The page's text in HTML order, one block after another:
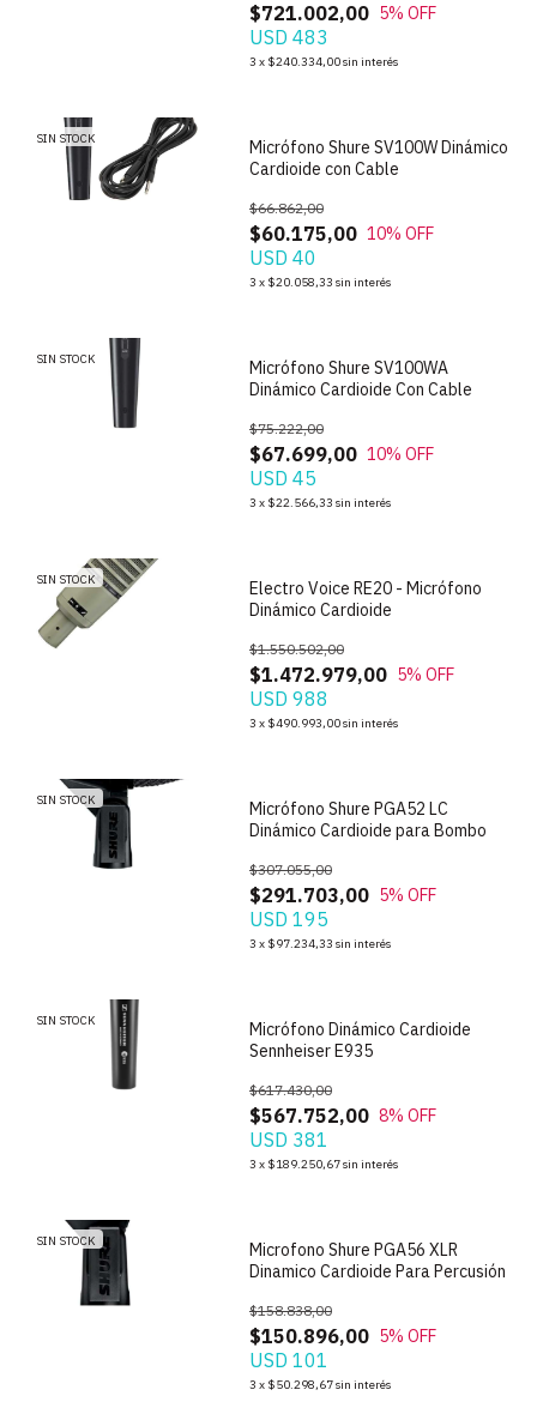
$721.002,00 5% OFF
USD 483
3 x $240.334,00sin interés
SIN STOCK
Micrófono Shure SV100W Dinámico
Cardioide con Cable
$60.175,00
$66.862,00
10% OFF
USD 40
3 x $20.058,33 sin interés
SIN STOCK
Micrófono Shure SV100WA
Dinámico Cardioide Con Cable
$67.699,00
$75.222,00
10% OFF
USD 45
3 x $22.566,33 sin interés
SIN STOCK
Electro Voice RE20 - Micrófono
Dinámico Cardioide
$1.472.979,00
$1.550.502,00
5% OFF
USD 988
3 x $490.993,00sin interés
SIN STOCK
Micrófono Shure PGA52 LC
Dinámico Cardioide para Bombo
$291.703,00
$307.055,00
5% OFF
USD 195
3 x $97.234,33 sin interés
SIN STOCK
Micrófono Dinámico Cardioide
Sennheiser E935
$567.752,00
$617.430,00
8% OFF
USD 381
3 x $189.250,67sin interés
SIN STOCK
Microfono Shure PGA56 XLR
Dinamico Cardioide Para Percusión
$150.896,00
$158.838,00
5% OFF
USD 101
3 x $50.298,67sin interés